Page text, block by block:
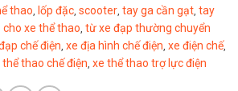
thao lốp đặc scooter tay ga cần gạt tay
xe thể thao từ xe đạp thường chuyển
chế điện xe địa hình chế điện xe điện chế,
thể thao chế điện xe thể thao trợ lực điện